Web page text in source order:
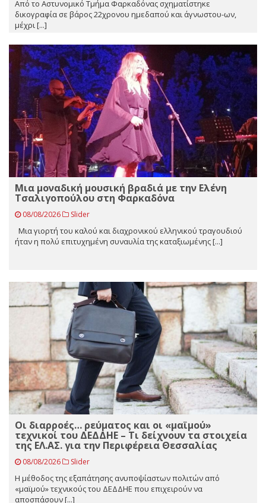
Από το Αστυνομικό Τμήμα Φαρκαδόνας σχηματίστηκε
δικογραφία σε βάρος 22χρονου ημεδαπού και άγνωστου-ων,
μέχρι [...]
Μια μοναδική μουσική βραδιά με την Ελένη
Τσαλιγοπούλου στη Φαρκαδόνα
08/08/2026 Slider
Μια γιορτή του καλού και διαχρονικού ελληνικού τραγουδιού
ήταν η πολύ επιτυχημένη συναυλία της καταξιωμένης [...]
Οι διαρροές… ρεύματος και οι «μαϊμού»
τεχνικοί του ΔΕΔΔΗΕ – Τι δείχνουν τα στοιχεία
της ΕΛ.ΑΣ. για την Περιφέρεια Θεσσαλίας
08/08/2026 Slider
Η μέθοδος της εξαπάτησης ανυποψίαστων πολιτών από
«μαϊμού» τεχνικούς του ΔΕΔΔΗΕ που επιχειρούν να
αποσπάσουν [...]